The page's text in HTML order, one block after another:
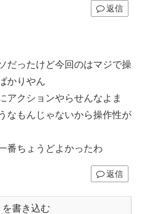
返信
だったけど今回のはマジで操
かりやん
アクションやらせんなよま
なもんじゃないから操作性が
番ちょうどよかったわ
返信
を書き込む